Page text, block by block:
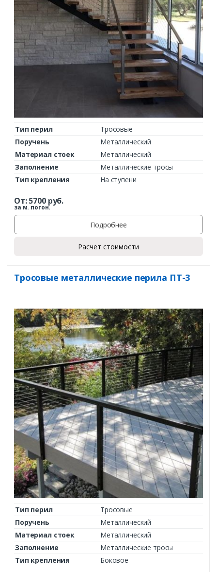
Тип перил
Тросовые
Поручень
Металлический
Материал стоек
Металлический
Заполнение
Металлические тросы
Тип крепления
На ступени
От:5700руб.
за м. погон.
Подробнее
Расчет стоимости
Тросовые металлические перила ПТ-3
Тип перил
Тросовые
Поручень
Металлический
Материал стоек
Металлический
Заполнение
Металлические тросы
Тип крепления
Боковое